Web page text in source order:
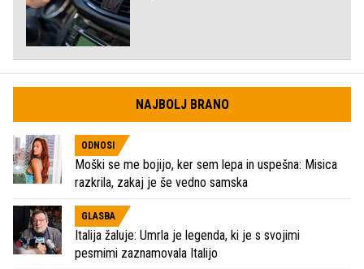
NAJBOLJ BRANO
ODNOSI
Moški se me bojijo, ker sem lepa in uspešna: Misica
razkrila, zakaj je še vedno samska
GLASBA
Italija žaluje: Umrla je legenda, ki je s svojimi
pesmimi zaznamovala Italijo